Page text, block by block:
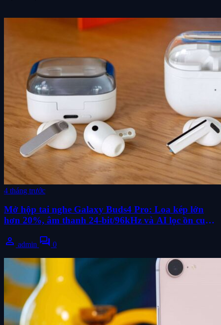
4 tháng trước
Mở hộp tai nghe Galaxy Buds4 Pro: Loa kép lớn
hơn 20%, âm thanh 24-bit/96kHz và AI lọc ồn cuộc
person admin forum 0